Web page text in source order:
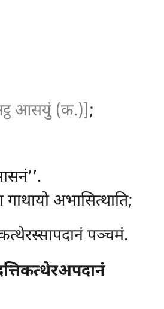
आसयुं (क.)];
अभासित्थाति;
पञ्चमं.